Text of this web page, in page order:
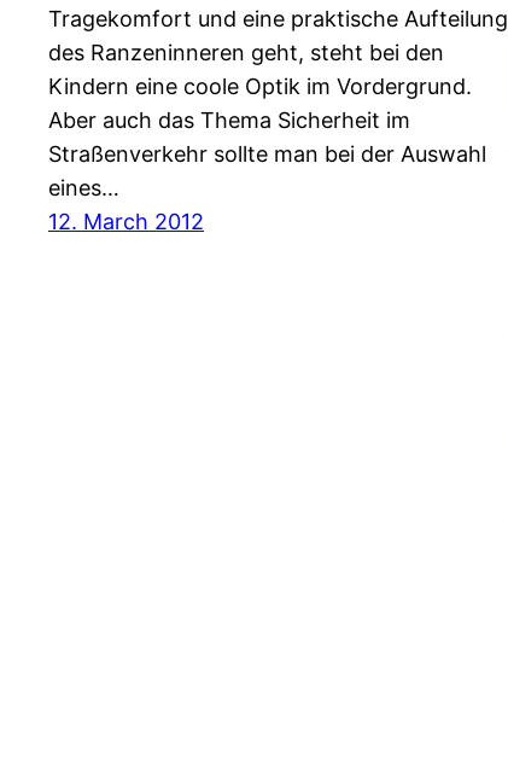
Tragekomfort und eine praktische Aufteilung
des Ranzeninneren geht, steht bei den
Kindern eine coole Optik im Vordergrund.
Aber auch das Thema Sicherheit im
Straßenverkehr sollte man bei der Auswahl
eines…
12. March 2012